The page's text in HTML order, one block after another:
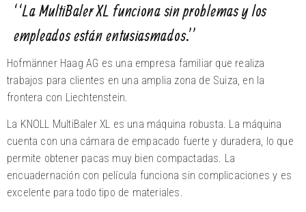
‘‘La MultiBaler XL funciona sin problemas y los
empleados están entusiasmados.’’
Hofmänner Haag AG es una empresa familiar que realiza
trabajos para clientes en una amplia zona de Suiza, en la
frontera con Liechtenstein.
La KNOLL MultiBaler XL es una máquina robusta. La máquina
cuenta con una cámara de empacado fuerte y duradera, lo que
permite obtener pacas muy bien compactadas. La
encuadernación con película funciona sin complicaciones y es
excelente para todo tipo de materiales.